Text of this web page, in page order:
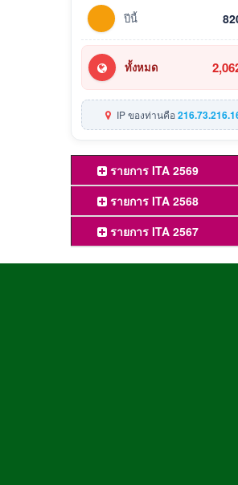
ปีนี้
ทั้งหมด
IP ของท่านคือ
รายการ ITA 2569
รายการ ITA 2568
รายการ ITA 2567